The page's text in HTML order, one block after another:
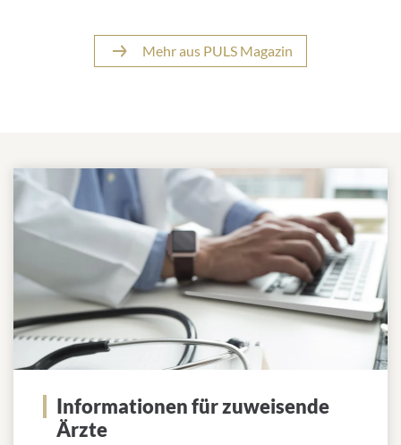
Mehr aus PULS Magazin
Weitere Themen
Informationen für zuweisende
Ärzte